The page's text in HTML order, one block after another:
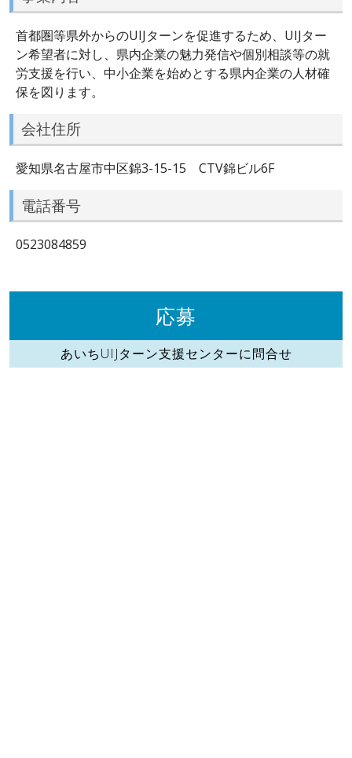
首都圏等県外からのUIJターンを促進するため、UIJター
ン希望者に対し、県内企業の魅力発信や個別相談等の就
労支援を行い、中小企業を始めとする県内企業の人材確
保を図ります。
会社住所
愛知県名古屋市中区錦3-15-15 CTV錦ビル6F
電話番号
0523084859
応募
あいちUIJターン支援センターに問合せ